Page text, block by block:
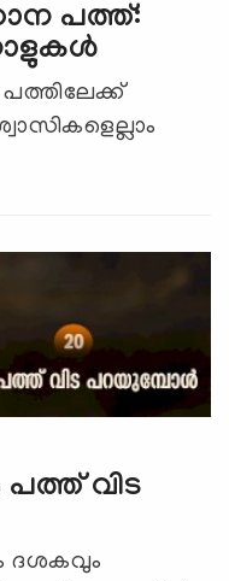
പത്ത്:
വിട
ദശകവും